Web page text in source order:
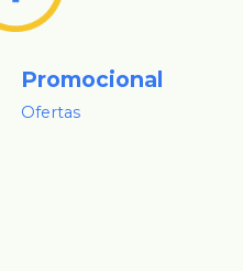
Promocional
Ofertas